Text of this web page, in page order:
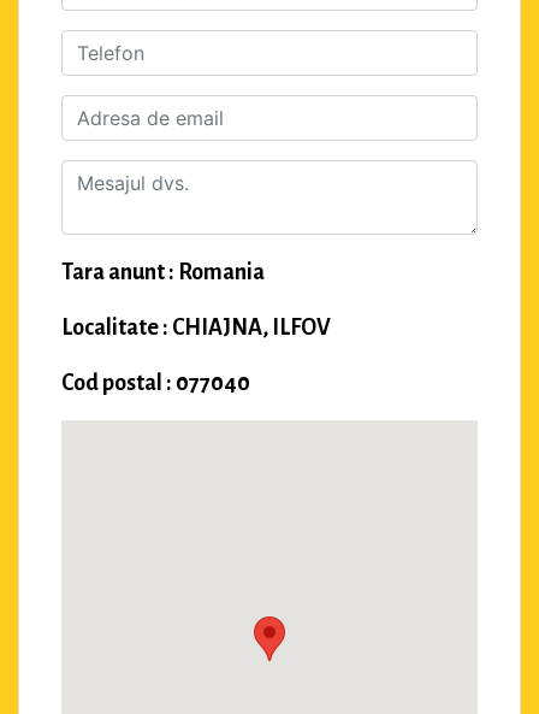
Tara anunt : Romania
Localitate : CHIAJNA, ILFOV
Cod postal : 077040